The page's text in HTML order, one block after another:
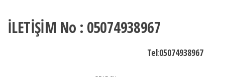
İLETİŞİM No : 05074938967
Tel:05074938967